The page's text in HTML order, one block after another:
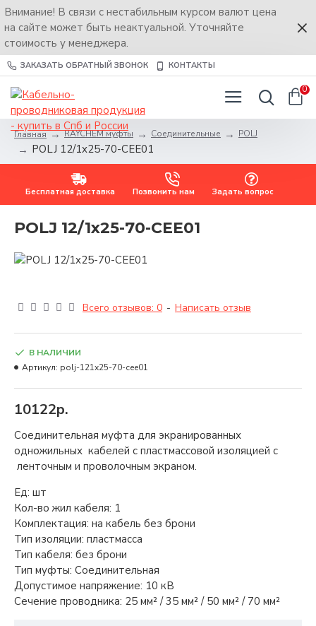
Внимание! В связи с нестабильным курсом валют цена
на сайте может быть неактуальной. Уточняйте
стоимость у менеджера.
ЗАКАЗАТЬ ОБРАТНЫЙ ЗВОНОК КОНТАКТЫ
0
Главная RAYCHEM муфты Соединительные POLJ
POLJ 12/1x25-70-CEE01
Бесплатная доставка Позвонить нам Задать вопрос
POLJ 12/1x25-70-CEE01
Всего отзывов: 0 - Написать отзыв
10122р.
В НАЛИЧИИ
Артикул: polj-121x25-70-cee01
Соединительная муфта для экранированных
одножильных кабелей с пластмассовой изоляцией с
ленточным и проволочным экраном.
Ед: шт
Кол-во жил кабеля: 1
Комплектация: на кабель без брони
Тип изоляции: пластмасса
Тип кабеля: без брони
Тип муфты: Соединительная
Допустимое напряжение: 10 кВ
Сечение проводника: 25 мм² / 35 мм² / 50 мм² / 70 мм²